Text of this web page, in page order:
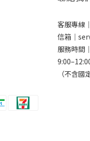
客服專線
信箱｜
服務時間
（不含國